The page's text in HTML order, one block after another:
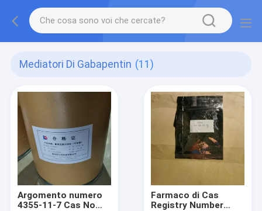
Mediatori Di Gabapentin (11)
Argomento numero
4355-11-7 Cas No
Farmaco di Cas
Registry Number